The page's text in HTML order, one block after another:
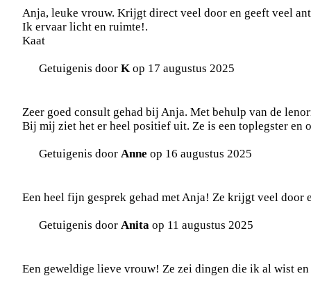
Anja, leuke vrouw. Krijgt direct veel door en geeft veel
Ik ervaar licht en ruimte!.
Kaat
Getuigenis door K op 17 augustus 2025
Zeer goed consult gehad bij Anja. Met behulp van de
Bij mij ziet het er heel positief uit. Ze is een toplegster en
Getuigenis door Anne op 16 augustus 2025
Een heel fijn gesprek gehad met Anja! Ze krijgt veel
Getuigenis door Anita op 11 augustus 2025
Een geweldige lieve vrouw! Ze zei dingen die ik al wist